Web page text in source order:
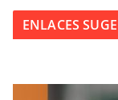
ENLACES